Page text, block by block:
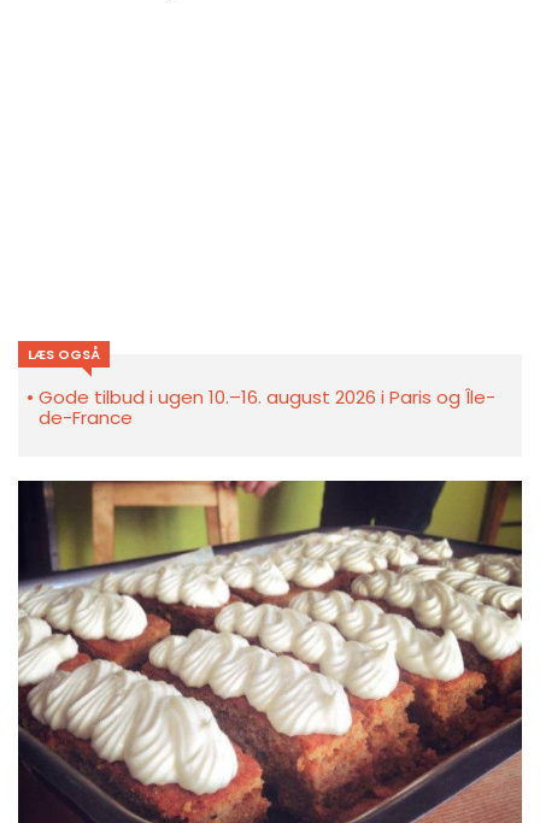
LÆS OGSÅ
Gode tilbud i ugen 10.–16. august 2026 i Paris og Île-
de-France